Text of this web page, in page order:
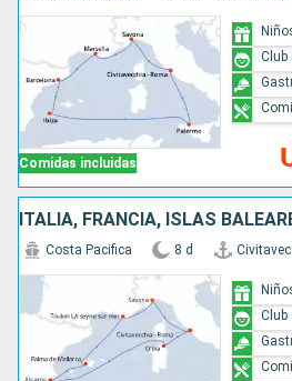
Comidas incluidas
Club
Costa Pacifica 8 d
Club